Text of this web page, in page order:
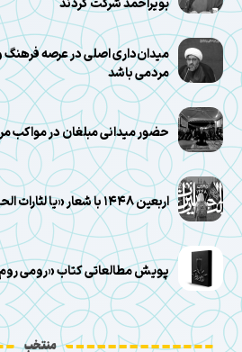
میدان‌داری اصلی در عرصه فرهنگ
مردمی باشد
حضور میدانی مبلغان در مواکب
اربعین ۱۴۴۸ با شعار «یا لثارات الحسین» برگزار شد
پویش مطالعاتی کتاب «رومی
منتخب